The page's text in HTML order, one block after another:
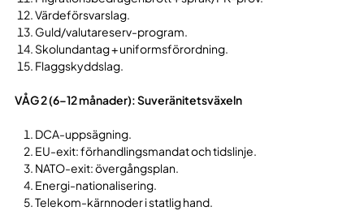
Värdeförsvarslag.
Guld/valutareserv-program.
Skolundantag + uniformsförordning.
Flaggskyddslag.
VÅG 2 (6–12 månader): Suveränitetsväxeln
DCA-uppsägning.
EU-exit: förhandlingsmandat och tidslinje.
NATO-exit: övergångsplan.
Energi-nationalisering.
Telekom-kärnnoder i statlig hand.